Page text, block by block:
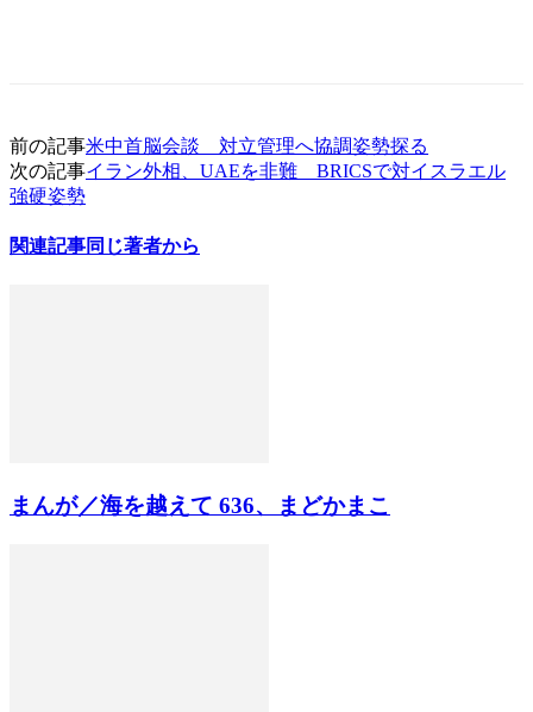
前の記事米中首脳会談 対立管理へ協調姿勢探る
次の記事イラン外相、UAEを非難 BRICSで対イスラエル
強硬姿勢
関連記事同じ著者から
まんが／海を越えて 636、まどかまこ